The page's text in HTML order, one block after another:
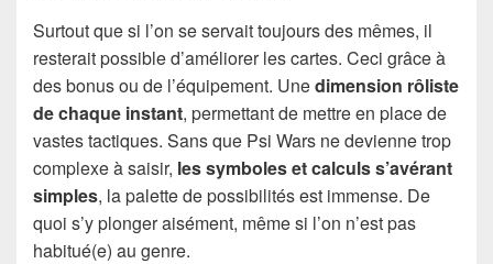
Surtout que si l’on se servait toujours des mêmes, il
resterait possible d’améliorer les cartes. Ceci grâce à
des bonus ou de l’équipement. Unedimension rôliste
de chaque instant, permettant de mettre en place de
vastes tactiques. Sans que Psi Wars ne devienne trop
complexe à saisir, les symboles et calculs s’avérant
simples, la palette de possibilités est immense. De
quoi s’y plonger aisément, même si l’on n’est pas
habitué(e) au genre.